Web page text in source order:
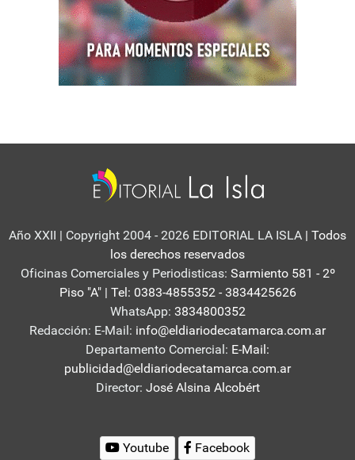
Año XXII | Copyright 2004 - 2026 EDITORIAL LA ISLA | Todos
los derechos reservados
Oficinas Comerciales y Periodisticas: Sarmiento 581 - 2º
Piso "A" | Tel: 0383-4855352 - 3834425626
WhatsApp: 3834800352
Redacción: E-Mail: info@eldiariodecatamarca.com.ar
Departamento Comercial: E-Mail:
publicidad@eldiariodecatamarca.com.ar
Director: José Alsina Alcobért
Youtube Facebook